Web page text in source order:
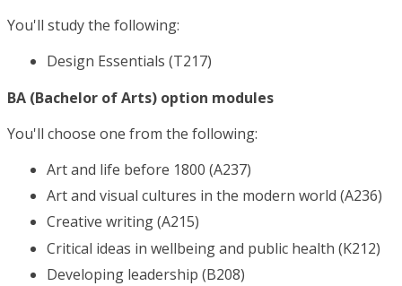
You'll study the following:
Design Essentials (T217)
BA (Bachelor of Arts) option modules
You'll choose one from the following:
Art and life before 1800 (A237)
Art and visual cultures in the modern world (A236)
Creative writing (A215)
Critical ideas in wellbeing and public health (K212)
Developing leadership (B208)